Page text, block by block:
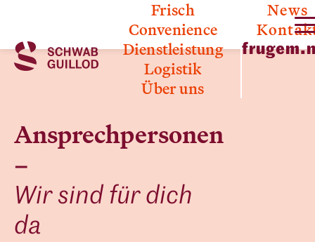
Frisch
Frisch
Früchte
Gemüse
Convenience
Convenience
Schnittarten
Dienstleistung
Dienstleistung
Logistik
Über uns
Ansprechpersonen
Geschichte
Unsere Werte
News
Ansprechpersonen
–
Wir sind für dich
da